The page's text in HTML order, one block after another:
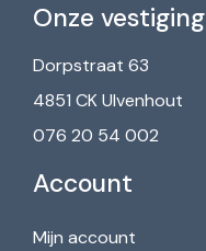
Onze vestiging
Dorpstraat 63
4851 CK Ulvenhout
076 20 54 002
Account
Mijn account